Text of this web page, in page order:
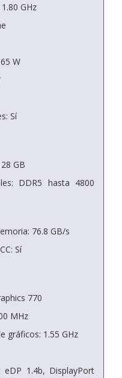
GHz
W
Sí
GB
DDR5 hasta 4800
76.8 GB/s
Sí
770
MHz
gráficos: 1.55 GHz
eDP 1.4b, DisplayPort